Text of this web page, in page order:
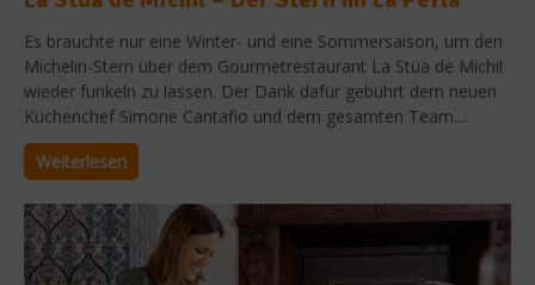
Es brauchte nur eine Winter- und eine Sommersaison, um den
Michelin-Stern über dem Gourmetrestaurant La Stüa de Michil
wieder funkeln zu lassen. Der Dank dafür gebührt dem neuen
Küchenchef Simone Cantafio und dem gesamten Team....
Weiterlesen